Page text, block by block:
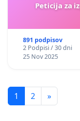
Peticija za
891 podpisov
2 Podpisi / 30 dni
25 Nov 2025
1 2 »